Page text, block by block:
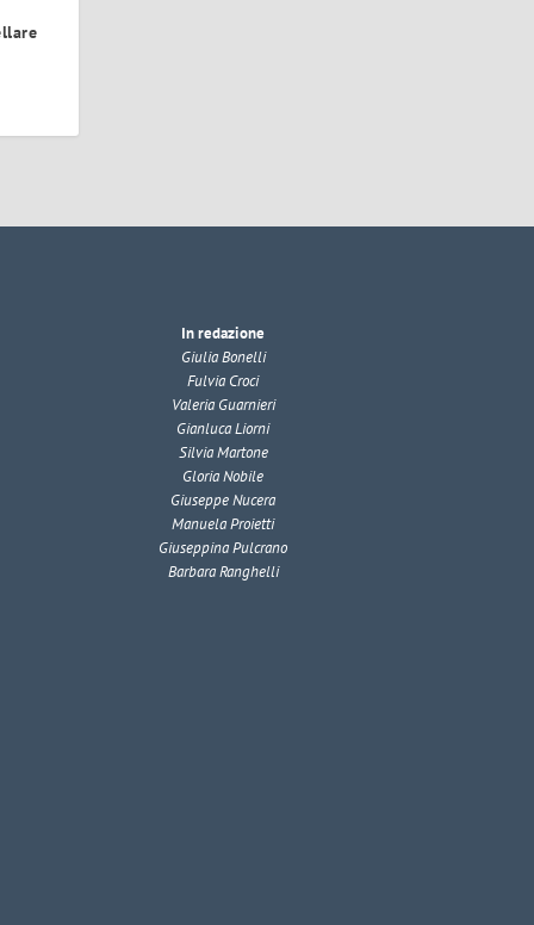
In redazione
Giulia Bonelli
Fulvia Croci
Valeria Guarnieri
Gianluca Liorni
Silvia Martone
Gloria Nobile
Giuseppe Nucera
Manuela Proietti
Giuseppina Pulcrano
Barbara Ranghelli